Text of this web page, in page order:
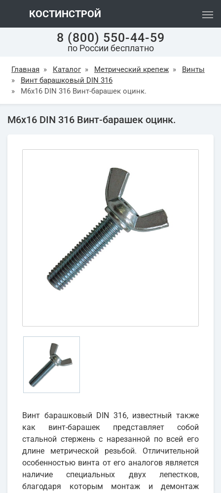
КОСТИНСТРОЙ
8 (800) 550-44-59
по России бесплатно
Главная » Каталог » Метрический крепеж »
Винты
»
Винт барашковый DIN 316
»
М6х16 DIN 316 Винт-барашек оцинк.
М6х16 DIN 316 Винт-барашек оцинк.
Винт барашковый DIN 316, известный также
как винт-барашек представляет собой
стальной стержень с нарезанной по всей его
длине метрической резьбой. Отличительной
особенностью винта от его аналогов является
наличие специальных двух лепестков,
благодаря которым монтаж и демонтаж